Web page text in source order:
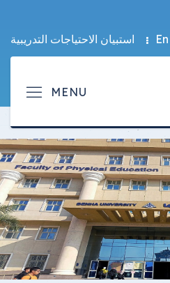
En استبيان الاحتياجات التدريبية